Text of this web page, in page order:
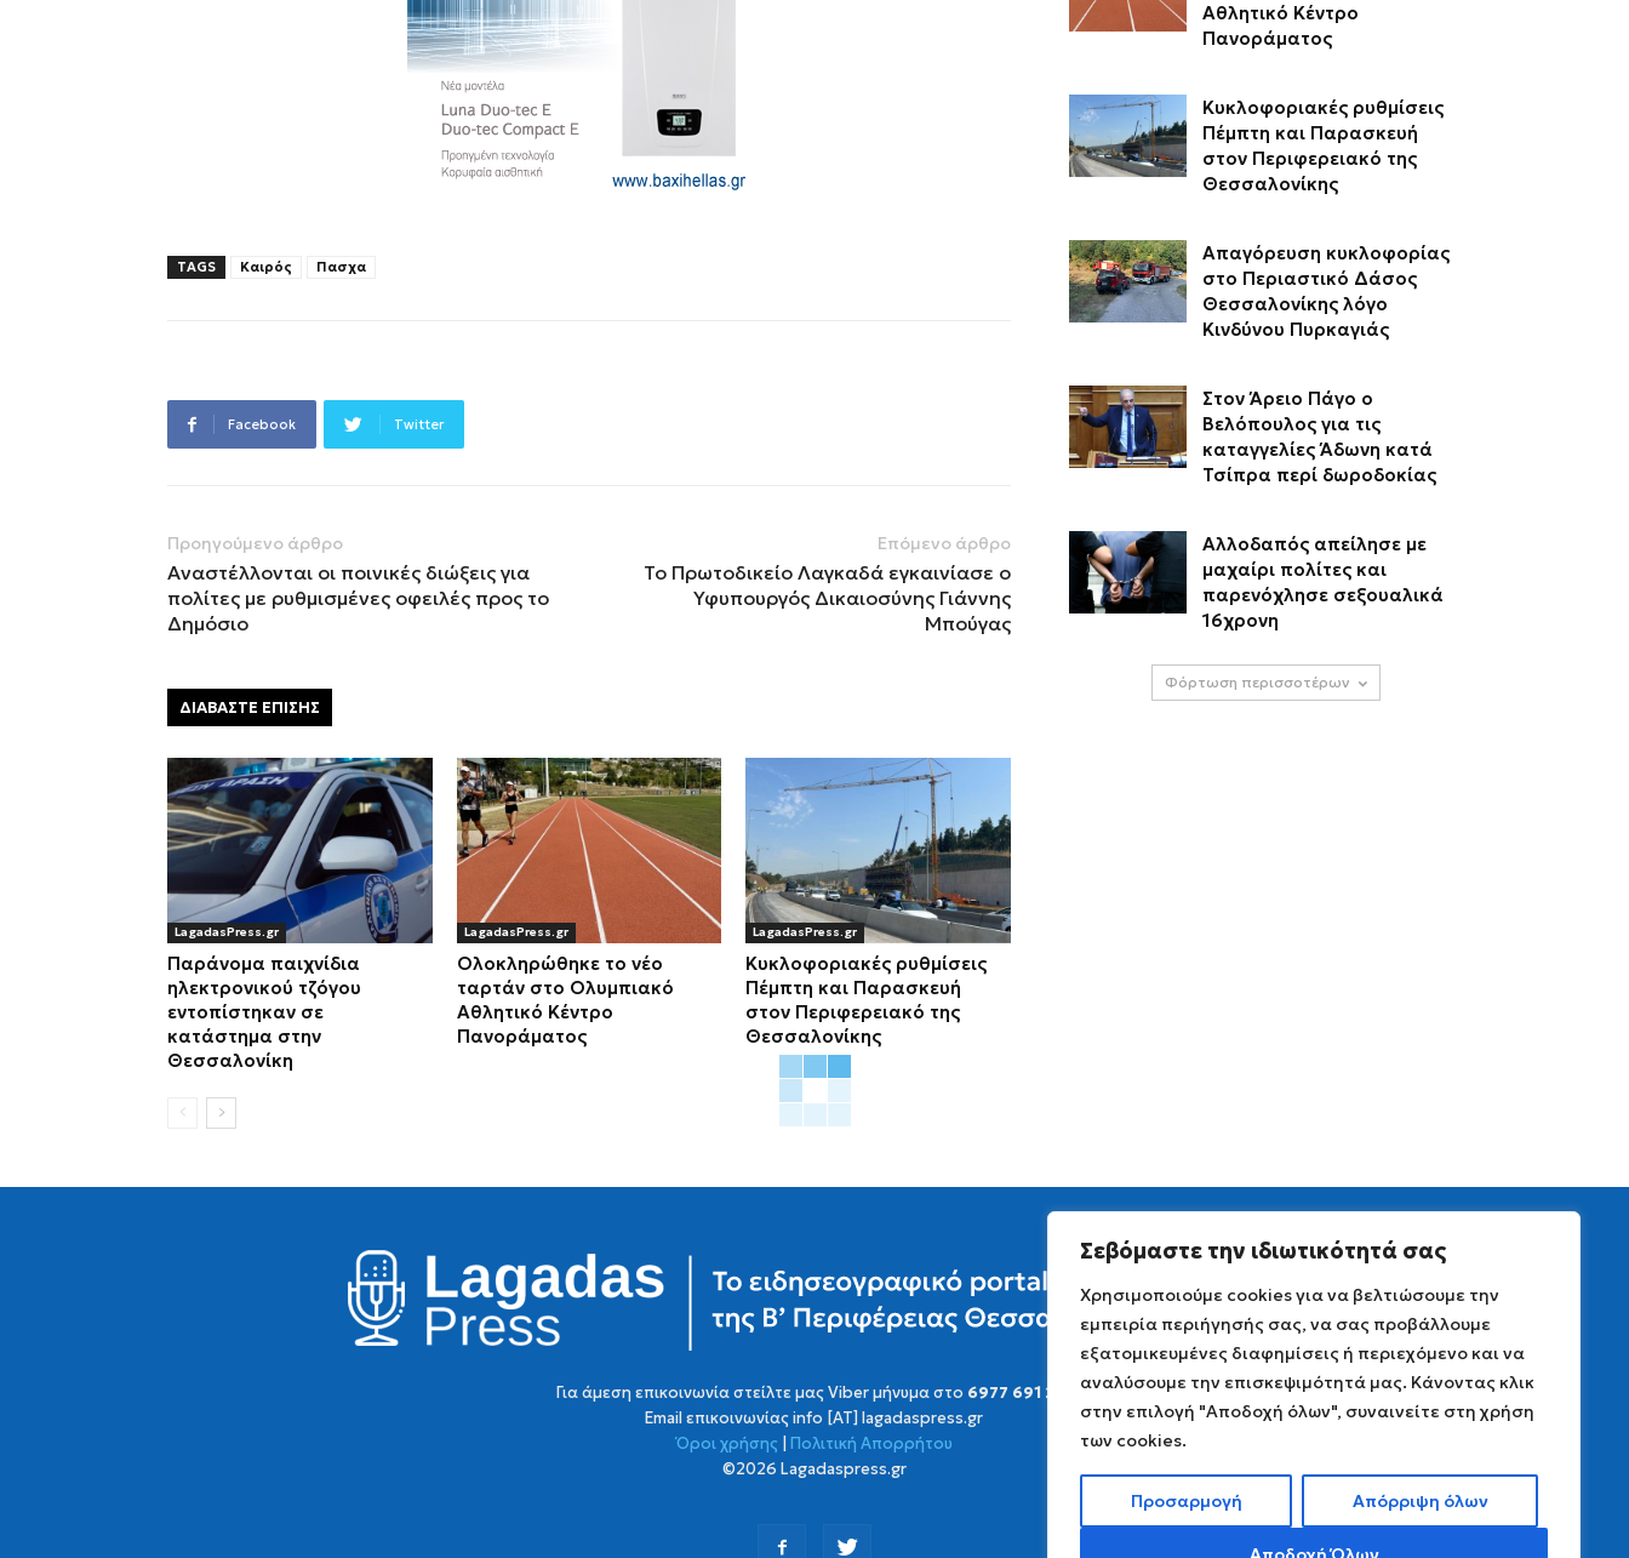
Σεβόμαστε την ιδιωτικότητά σας
Χρησιμοποιούμε cookies για να βελτιώσουμε την
εμπειρία περιήγησής σας, να σας προβάλλουμε
εξατομικευμένες διαφημίσεις ή περιεχόμενο και να
αναλύσουμε την επισκεψιμότητά μας. Κάνοντας κλικ
στην επιλογή "Αποδοχή όλων", συναινείτε στη χρήση
των cookies.
Προσαρμογή Απόρριψη όλων
TAGS Καιρός Πασχα
Facebook Twitter
Προηγούμενο άρθρο
Αναστέλλονται οι ποινικές διώξεις για
πολίτες με ρυθμισμένες οφειλές προς το
Δημόσιο
Επόμενο άρθρο
Το Πρωτοδικείο Λαγκαδά εγκαινίασε ο
Υφυπουργός Δικαιοσύνης Γιάννης
Μπούγας
ΔΙΑΒΑΣΤΕ ΕΠΙΣΗΣ
LagadasPress.gr
Παράνομα παιχνίδια
ηλεκτρονικού τζόγου
εντοπίστηκαν σε
κατάστημα στην
Θεσσαλονίκη
LagadasPress.gr
Ολοκληρώθηκε το νέο
ταρτάν στο Ολυμπιακό
Αθλητικό Κέντρο
Πανοράματος
LagadasPress.gr
Κυκλοφοριακές ρυθμίσεις
Πέμπτη και Παρασκευή
στον Περιφερειακό της
Θεσσαλονίκης
Αθλητικό Κέντρο
Πανοράματος
Κυκλοφοριακές ρυθμίσεις
Πέμπτη και Παρασκευή
στον Περιφερειακό της
Θεσσαλονίκης
Απαγόρευση κυκλοφορίας
στο Περιαστικό Δάσος
Θεσσαλονίκης λόγο
Κινδύνου Πυρκαγιάς
Στον Άρειο Πάγο ο
Βελόπουλος για τις
καταγγελίες Άδωνη κατά
Τσίπρα περί δωροδοκίας
Αλλοδαπός απείλησε με
μαχαίρι πολίτες και
παρενόχλησε σεξουαλικά
16χρονη
Φόρτωση περισσοτέρων
Για άμεση επικοινωνία στείλτε μας Viber μήνυμα στο 6977 691 251
Email επικοινωνίας info [AT] lagadaspress.gr
Όροι χρήσης
Πολιτική Απορρήτου
©2026 Lagadaspress.gr